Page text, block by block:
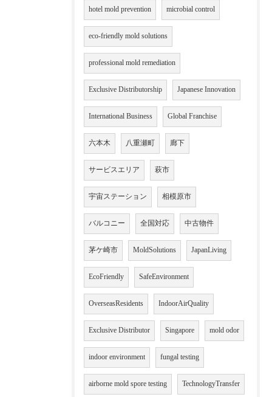
hotel mold prevention microbial control
eco-friendly mold solutions
professional mold remediation
Exclusive Distributorship Japanese Innovation
International Business Global Franchise
六本木 八重瀬町 廊下
サービスエリア 萩市
宇宙ステーション 相模原市
バルコニー 全国対応 中古物件
茅ケ崎市 MoldSolutions JapanLiving
EcoFriendly SafeEnvironment
OverseasResidents IndoorAirQuality
Exclusive Distributor Singapore mold odor
indoor environment fungal testing
airborne mold spore testing TechnologyTransfer